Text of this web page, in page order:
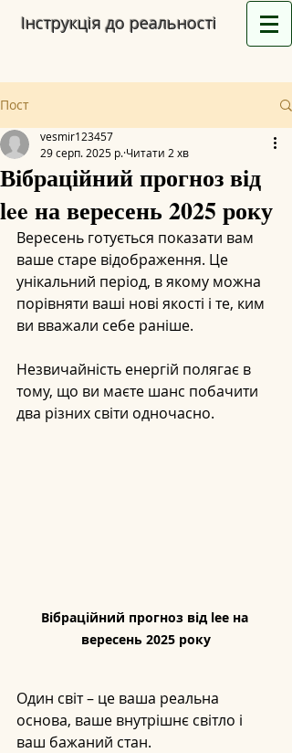
Інструкція до реальності
Пост
Вібраційний прогноз від
lee на вересень 2025 року
vesmir123457
29 серп. 2025 р. Читати 2 хв
Вересень готується показати вам
ваше старе відображення. Це
унікальний період, в якому можна
порівняти ваші нові якості і те, ким
ви вважали себе раніше.
Незвичайність енергій полягає в
тому, що ви маєте шанс побачити
два різних світи одночасно.
Вібраційний прогноз від lee на
вересень 2025 року
Один світ – це ваша реальна
основа, ваше внутрішнє світло і
ваш бажаний стан.